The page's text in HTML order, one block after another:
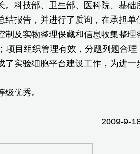
科技部、卫生部、医科院、基础
报告，并进行了质询，在承担单
及实物整理保藏和信息收集整理
目组织管理有效，分题列题合理
实验细胞平台建设工作，为进一
优秀。